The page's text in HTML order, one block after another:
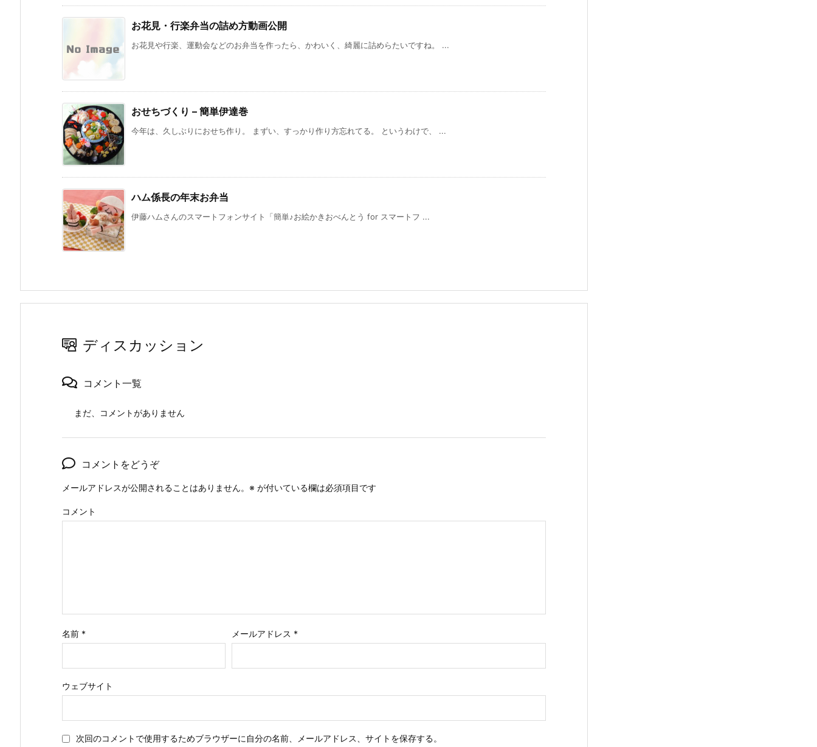
お花見・行楽弁当の詰め方動画公開
お花見や行楽、運動会などのお弁当を作ったら、かわいく、綺麗に詰めらたいですね。 ...
おせちづくり – 簡単伊達巻
今年は、久しぶりにおせち作り。 まずい、すっかり作り方忘れてる。 というわけで、 ...
ハム係長の年末お弁当
伊藤ハムさんのスマートフォンサイト「簡単♪お絵かきおべんとう for スマートフ ...
ディスカッション
コメント一覧
まだ、コメントがありません
コメントをどうぞ
メールアドレスが公開されることはありません。 ※ が付いている欄は必須項目です
コメント
名前 * メールアドレス *
ウェブサイト
次回のコメントで使用するためブラウザーに自分の名前、メールアドレス、サイトを保存する。